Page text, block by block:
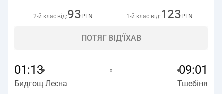
2-й клас від:93 PLN 1-й клас від: 123 PLN
ПОТЯГ ВІД'ЇХАВ
01:13 09:01
Бидгощ Лесна Тшебіня